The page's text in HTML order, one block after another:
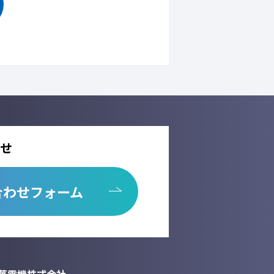
の同意を得ることなく、第三者に提供
停止、消去及び第三者への提供の停
および確認画面で利用するセッション
せフォーム